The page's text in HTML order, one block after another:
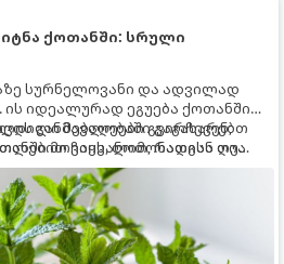
ქოთანში: სრული
სურნელოვანი და ადვილად
იდეალურად ეგუება ქოთანში
მებაღეები გვირჩევენ,
მოვიყვანოთ, რადგან ღია
ის ფესვებით ძალიან
მცენარეებს ავიწროებს.
განმავლობაში გაგახარებთ
ჩაის, ლიმონათისა თუ